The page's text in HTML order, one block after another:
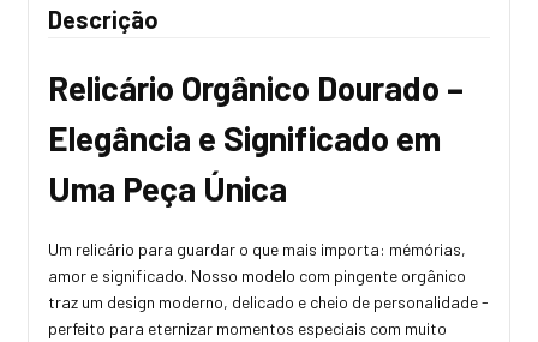
Descrição
Relicário Orgânico Dourado –
Elegância e Significado em
Uma Peça Única
Um relicário para guardar o que mais importa: mémórias,
amor e significado. Nosso modelo com pingente orgânico
traz um design moderno, delicado e cheio de personalidade -
perfeito para eternizar momentos especiais com muito